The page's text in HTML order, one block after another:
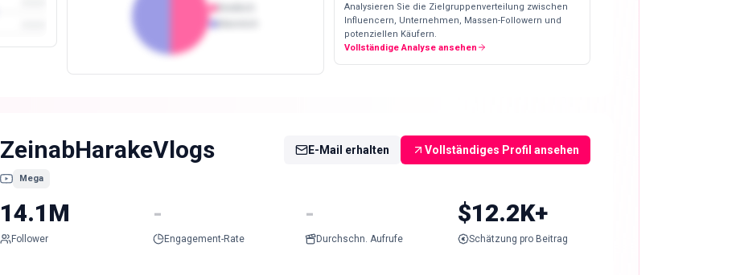
Weiblich
Analysieren Sie die Zielgruppenverteilung zwischen
Influencern, Unternehmen, Massen-Followern und
potenziellen Käufern.
Vollständige Analyse ansehen
ZeinabHarakeVlogs
Mega
E-Mail erhalten Vollständiges Profil ansehen
14.1M
Follower
-
Engagement-Rate
-
Durchschn. Aufrufe
$12.2K+
Schätzung pro Beitrag